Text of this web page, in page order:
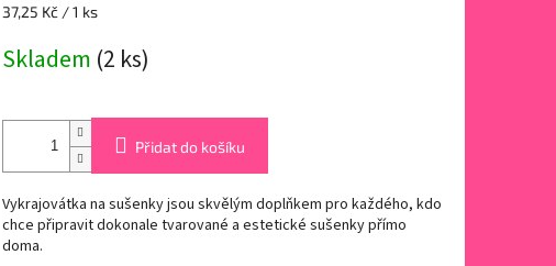
Měrná
37,25 Kč / 1 ks
Skladem (2 ks)
Přidat do košíku
Vykrajovátka na sušenky jsou skvělým doplňkem pro každého, kdo
chce připravit dokonale tvarované a estetické sušenky přímo
doma.